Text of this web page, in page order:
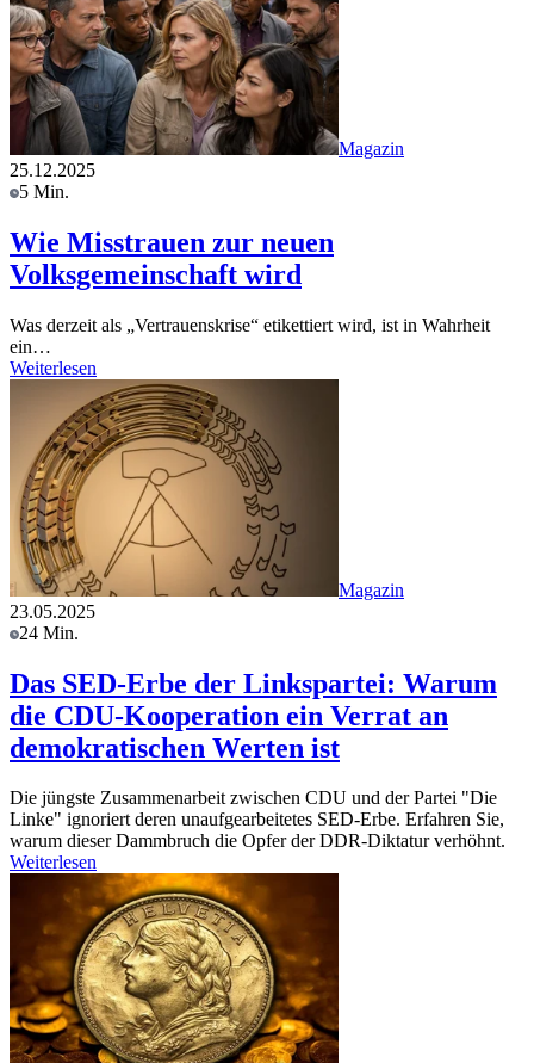
Magazin
25.12.2025
5 Min.
Wie Misstrauen zur neuen
Volksgemeinschaft wird
Was derzeit als „Vertrauenskrise“ etikettiert wird, ist in Wahrheit
ein…
Weiterlesen
Magazin
23.05.2025
24 Min.
Das SED-Erbe der Linkspartei: Warum
die CDU-Kooperation ein Verrat an
demokratischen Werten ist
Die jüngste Zusammenarbeit zwischen CDU und der Partei "Die
Linke" ignoriert deren unaufgearbeitetes SED-Erbe. Erfahren Sie,
warum dieser Dammbruch die Opfer der DDR-Diktatur verhöhnt.
Weiterlesen